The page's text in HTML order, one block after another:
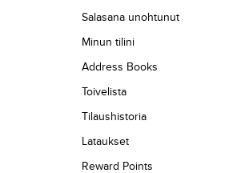
Salasana unohtunut
Minun tilini
Address Books
Toivelista
Tilaushistoria
Lataukset
Reward Points